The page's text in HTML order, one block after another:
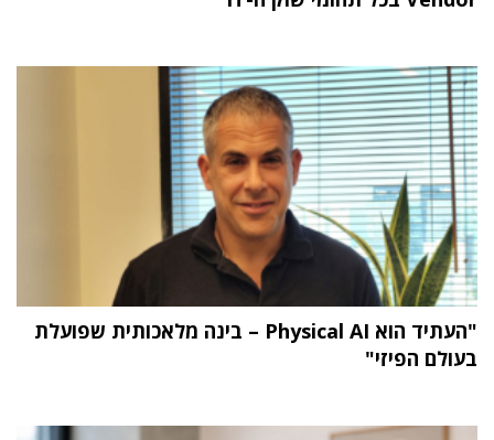
"העתיד הוא Physical AI – בינה מלאכותית שפועלת
בעולם הפיזי"